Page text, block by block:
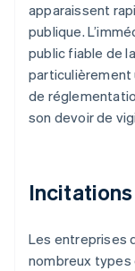
apparaissent
publique.
public fiable de
particulièrement
de
son devoir de
Les entreprises
nombreux types